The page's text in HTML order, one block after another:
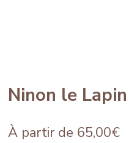
Ninon le Lapin
À partir de 65,00€Prix